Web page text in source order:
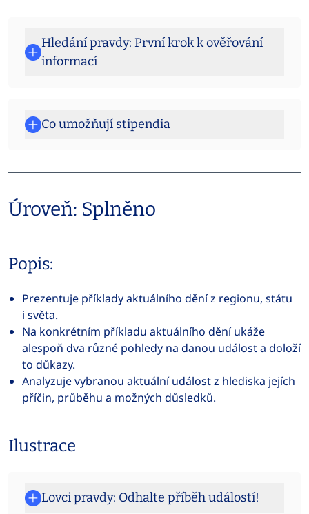
Hledání pravdy: První krok k ověřování
informací
Co umožňují stipendia
Úroveň: Splněno
Popis:
Prezentuje příklady aktuálního dění z regionu, státu
i světa.
Na konkrétním příkladu aktuálního dění ukáže
alespoň dva různé pohledy na danou událost a doloží
to důkazy.
Analyzuje vybranou aktuální událost z hlediska jejích
příčin, průběhu a možných důsledků.
Ilustrace
Lovci pravdy: Odhalte příběh událostí!